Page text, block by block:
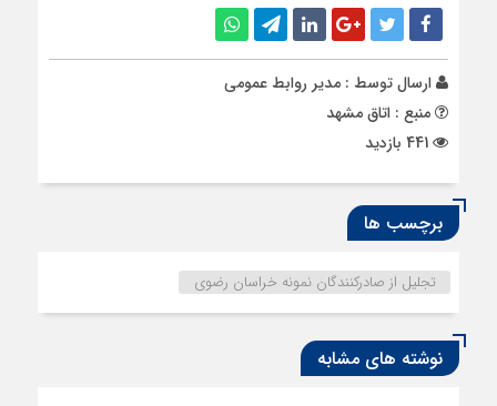
ارسال توسط : مدیر روابط عمومی
منبع : اتاق مشهد
برچسب ها
تجلیل از صادرکنندگان نمونه خراسان رضوی
نوشته های مشابه